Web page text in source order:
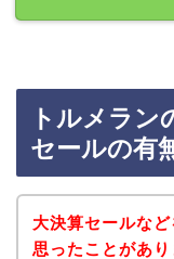
トルメラン
セールの有
大決算セールな
思ったことがあ